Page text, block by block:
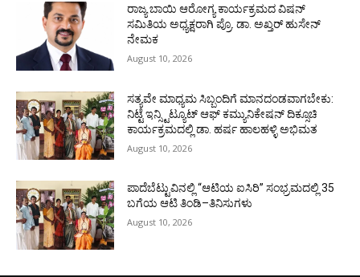
ರಾಜ್ಯ ಬಾಯಿ ಆರೋಗ್ಯ ಕಾರ್ಯಕ್ರಮದ ವಿಷನ್
ಸಮಿತಿಯ ಅಧ್ಯಕ್ಷರಾಗಿ ಪ್ರೊ. ಡಾ. ಅಖ್ತರ್ ಹುಸೇನ್
ನೇಮಕ
August 10, 2026
ಸತ್ಯವೇ ಮಾಧ್ಯಮ ಸಿಬ್ಬಂದಿಗೆ ಮಾನದಂಡವಾಗಬೇಕು:
ನಿಟ್ಟೆ ಇನ್ಸ್ಟಿಟ್ಯೂಟ್ ಆಫ್ ಕಮ್ಯುನಿಕೇಷನ್ ದಿಕ್ಸೂಚಿ
ಕಾರ್ಯಕ್ರಮದಲ್ಲಿ ಡಾ. ಹರ್ಷ ಹಾಲಹಳ್ಳಿ ಅಭಿಮತ
August 10, 2026
ಪಾದೆಬೆಟ್ಟುವಿನಲ್ಲಿ “ಆಟಿಯ ಐಸಿರಿ’’ ಸಂಭ್ರಮದಲ್ಲಿ 35
ಬಗೆಯ ಆಟಿ ತಿಂಡಿ–ತಿನಿಸುಗಳು
August 10, 2026